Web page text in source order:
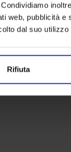
web, pubblicità e
dal suo
Rifiuta
Linea
Colori